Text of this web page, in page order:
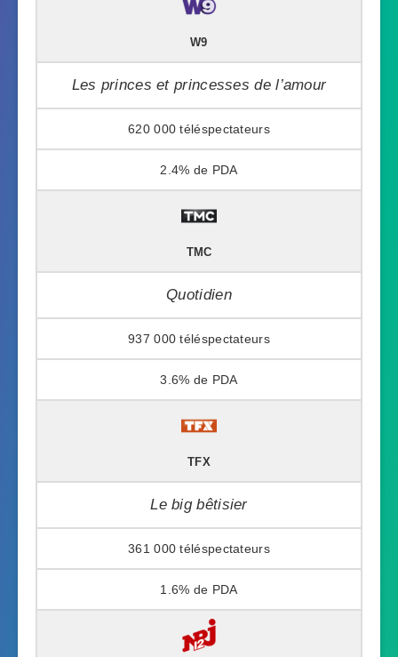
W9
Les princes et princesses de l’amour
620 000
2.4%
TMC
Quotidien
937 000
3.6%
TFX
Le big bêtisier
361 000
1.6%